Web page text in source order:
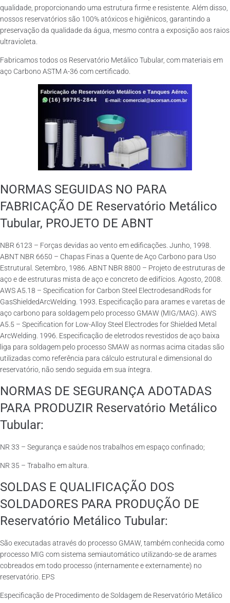
qualidade, proporcionando uma estrutura firme e resistente. Além disso,
nossos reservatórios são 100% atóxicos e higiênicos, garantindo a
preservação da qualidade da água, mesmo contra a exposição aos raios
ultravioleta.
Fabricamos todos os Reservatório Metálico Tubular, com materiais em
aço Carbono ASTM A-36 com certificado.
NORMAS SEGUIDAS NO PARA
FABRICAÇÃO DE Reservatório Metálico
Tubular, PROJETO DE ABNT
NBR 6123 – Forças devidas ao vento em edificações. Junho, 1998.
ABNT NBR 6650 – Chapas Finas a Quente de Aço Carbono para Uso
Estrutural. Setembro, 1986. ABNT NBR 8800 – Projeto de estruturas de
aço e de estruturas mista de aço e concreto de edifícios. Agosto, 2008.
AWS A5.18 – Specification for Carbon Steel ElectrodesandRods for
GasShieldedArcWelding. 1993. Especificação para arames e varetas de
aço carbono para soldagem pelo processo GMAW (MIG/MAG). AWS
A5.5 – Specification for Low-Alloy Steel Electrodes for Shielded Metal
ArcWelding. 1996. Especificação de eletrodos revestidos de aço baixa
liga para soldagem pelo processo SMAW as normas acima citadas são
utilizadas como referência para cálculo estrutural e dimensional do
reservatório, não sendo seguida em sua íntegra.
NORMAS DE SEGURANÇA ADOTADAS
PARA PRODUZIR Reservatório Metálico
Tubular:
NR 33 – Segurança e saúde nos trabalhos em espaço confinado;
NR 35 – Trabalho em altura.
SOLDAS E QUALIFICAÇÃO DOS
SOLDADORES PARA PRODUÇÃO DE
Reservatório Metálico Tubular:
São executadas através do processo GMAW, também conhecida como
processo MIG com sistema semiautomático utilizando-se de arames
cobreados em todo processo (internamente e externamente) no
reservatório. EPS
Especificação de Procedimento de Soldagem de Reservatório Metálico